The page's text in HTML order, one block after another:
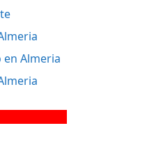
en Almeria